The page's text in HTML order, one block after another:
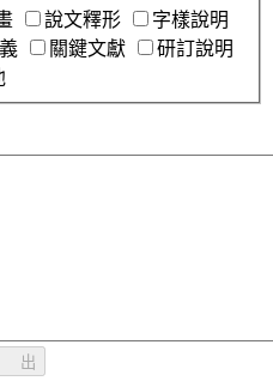
說文釋形
字樣說明
關鍵文獻
研訂說明
出